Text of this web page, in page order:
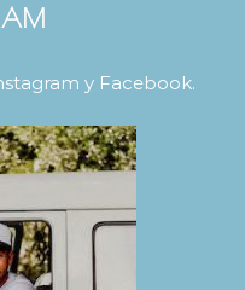
y Facebook.